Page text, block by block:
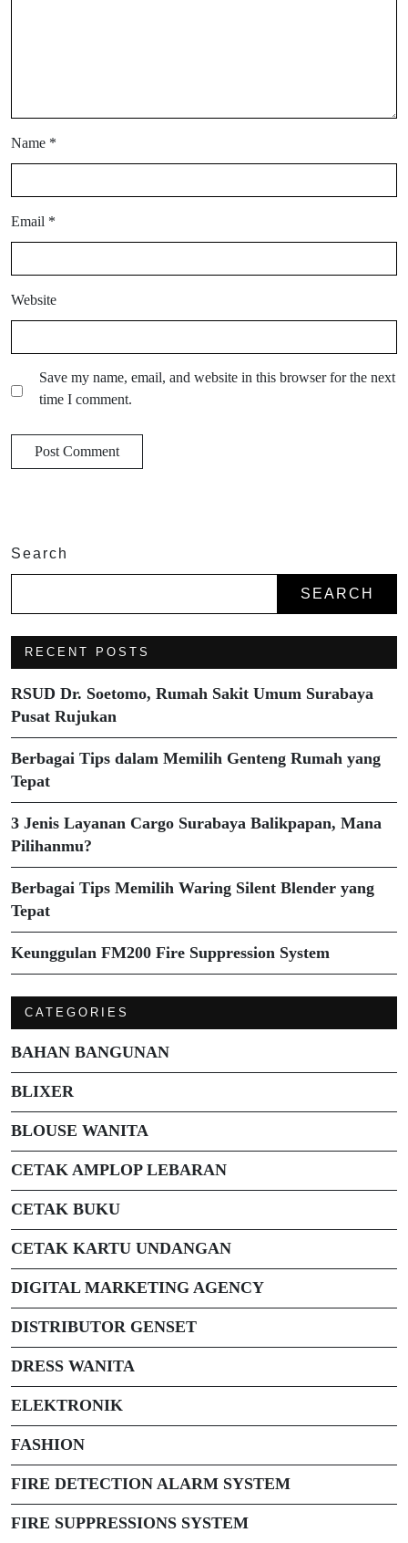
Name *
Email *
Website
Save my name, email, and website in this browser for the next
time I comment.
Search
SEARCH
RECENT POSTS
RSUD Dr. Soetomo, Rumah Sakit Umum Surabaya
Pusat Rujukan
Berbagai Tips dalam Memilih Genteng Rumah yang
Tepat
3 Jenis Layanan Cargo Surabaya Balikpapan, Mana
Pilihanmu?
Berbagai Tips Memilih Waring Silent Blender yang
Tepat
Keunggulan FM200 Fire Suppression System
CATEGORIES
BAHAN BANGUNAN
BLIXER
BLOUSE WANITA
CETAK AMPLOP LEBARAN
CETAK BUKU
CETAK KARTU UNDANGAN
DIGITAL MARKETING AGENCY
DISTRIBUTOR GENSET
DRESS WANITA
ELEKTRONIK
FASHION
FIRE DETECTION ALARM SYSTEM
FIRE SUPPRESSIONS SYSTEM